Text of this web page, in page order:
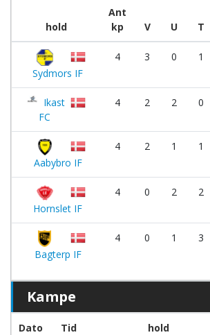
hold
Ant
kp
V U T
Sydmors IF
4 3 0 1
Ikast
FC
4 2 2 0
Aabybro IF
4 2 1 1
Hornslet IF
4 0 2 2
Bagterp IF
4 0 1 3
Kampe
Dato Tid hold